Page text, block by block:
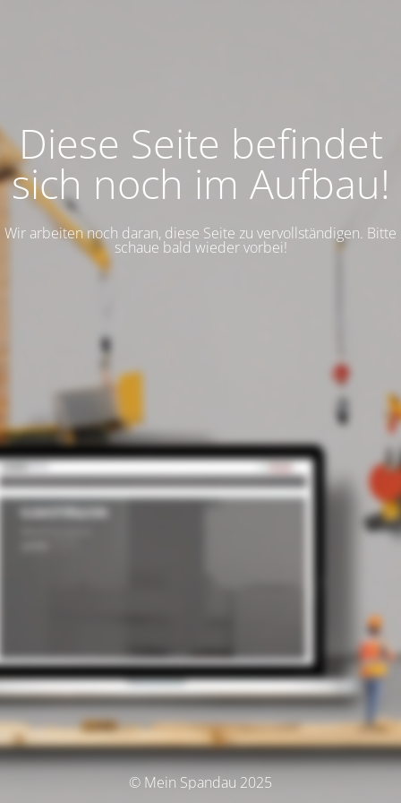
Diese Seite befindet
sich noch im Aufbau!
Wir arbeiten noch daran, diese Seite zu vervollständigen. Bitte
schaue bald wieder vorbei!
© Mein Spandau 2025